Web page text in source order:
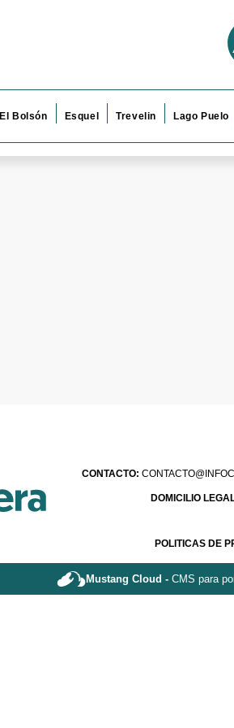
El Bolsón Esquel Trevelin Lago Puelo
CONTACTO:
DOMICILIO
POLITICAS DE
Mustang Cloud - CMS para